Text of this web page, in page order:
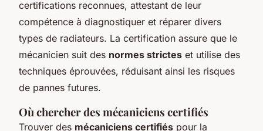
certifications reconnues, attestant de leur
compétence à diagnostiquer et réparer divers
types de radiateurs. La certification assure que le
mécanicien suit des normes strictes et utilise des
techniques éprouvées, réduisant ainsi les risques
de pannes futures.
Où chercher des mécaniciens certifiés
Trouver des mécaniciens certifiés pour la